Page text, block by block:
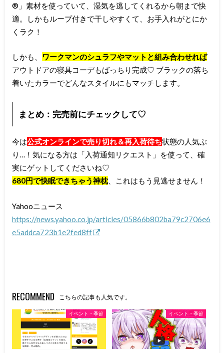
®」素材を使っていて、湿気を逃してくれるから朝まで快
適。しかもループ付きで干しやすくて、お手入れがとにか
くラク！
しかも、
ワークマンのシュラフやマットと組み合わせれば
アウトドアの寝具コーデもばっちり完成♡ ブラックの落ち
着いたカラーでどんなスタイルにもマッチします。
まとめ：完売前にチェックして♡
今は公式オンラインで売り切れ＆再入荷待ち状態の人気ぶ
り…！気になる方は「入荷通知リクエスト」を使って、確
実にゲットしてくださいね♡
680円で快眠できちゃう神枕、これはもう見逃せません！
Yahooニュース
https://news.yahoo.co.jp/articles/05866b802ba79c2706e6
e5addca723b1e2fed8ff
RECOMMEND こちらの記事も人気です。
イベント・季節 イベント・季節